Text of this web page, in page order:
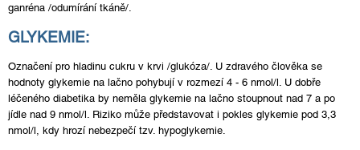
ganréna /odumírání tkáně/.
GLYKEMIE:
Označení pro hladinu cukru v krvi /glukóza/. U zdravého člověka se
hodnoty glykemie na lačno pohybují v rozmezí 4 - 6 nmol/l. U dobře
léčeného diabetika by neměla glykemie na lačno stoupnout nad 7 a po
jídle nad 9 nmol/l. Riziko může představovat i pokles glykemie pod 3,3
nmol/l, kdy hrozí nebezpečí tzv. hypoglykemie.